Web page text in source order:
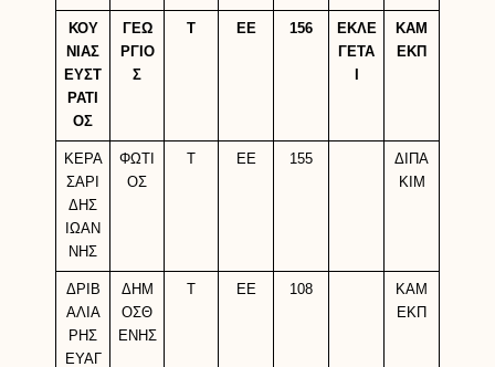
ΚΟΥ
ΝΙΑΣ
ΕΥΣΤ
ΡΑΤΙ
ΟΣ
ΓΕΩ
ΡΓΙΟ
Σ
Τ ΕΕ 156
ΕΚΛΕ
ΓΕΤΑ
ΚΑΜ
ΕΚΠ
ΚΕΡΑ
ΣΑΡΙ
ΔΗΣ
ΙΩΑΝ
ΝΗΣ
ΦΩΤΙ
ΟΣ
ΕΕ 155
ΔΙΠΑ
ΚΙΜ
ΔΡΙΒ
ΑΛΙΑ
ΡΗΣ
ΕΥΑΓ
ΔΗΜ
ΟΣΘ
ΕΝΗΣ
ΕΕ 108
ΚΑΜ
ΕΚΠ